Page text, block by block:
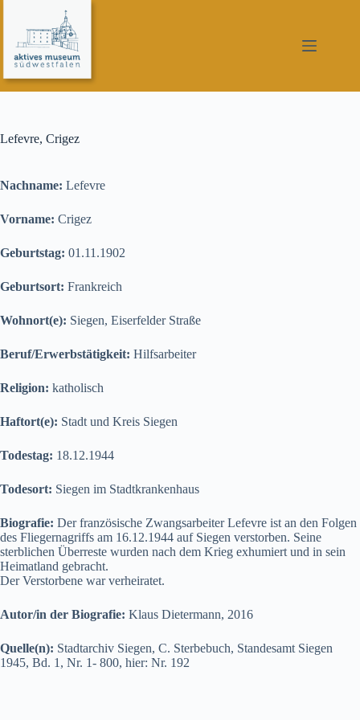
springen
Lefevre, Crigez
Nachname: Lefevre
Vorname: Crigez
Geburtstag: 01.11.1902
Geburtsort: Frankreich
Wohnort(e): Siegen, Eiserfelder Straße
Beruf/Erwerbstätigkeit: Hilfsarbeiter
Religion: katholisch
Haftort(e): Stadt und Kreis Siegen
Todestag: 18.12.1944
Todesort: Siegen im Stadtkrankenhaus
Biografie: Der französische Zwangsarbeiter Lefevre ist an den Folgen
des Fliegernagriffs am 16.12.1944 auf Siegen verstorben. Seine
sterblichen Überreste wurden nach dem Krieg exhumiert und in sein
Heimatland gebracht.
Der Verstorbene war verheiratet.
Autor/in der Biografie: Klaus Dietermann, 2016
Quelle(n): Stadtarchiv Siegen, C. Sterbebuch, Standesamt Siegen
1945, Bd. 1, Nr. 1- 800, hier: Nr. 192